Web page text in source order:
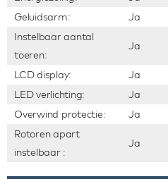
Geluidsarm:
Ja
Instelbaar aantal
toeren:
Ja
LCD display:
Ja
LED verlichting:
Ja
Overwind protectie:
Ja
Rotoren apart
instelbaar :
Ja